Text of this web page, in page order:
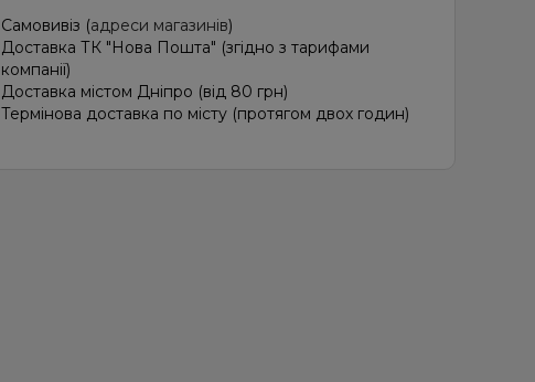
Самовивіз (адреси магазинів)
Доставка ТК "Нова Пошта" (згідно з тарифами
компанії)
Доставка містом Дніпро (від 80 грн)
Термінова доставка по місту (протягом двох годин)